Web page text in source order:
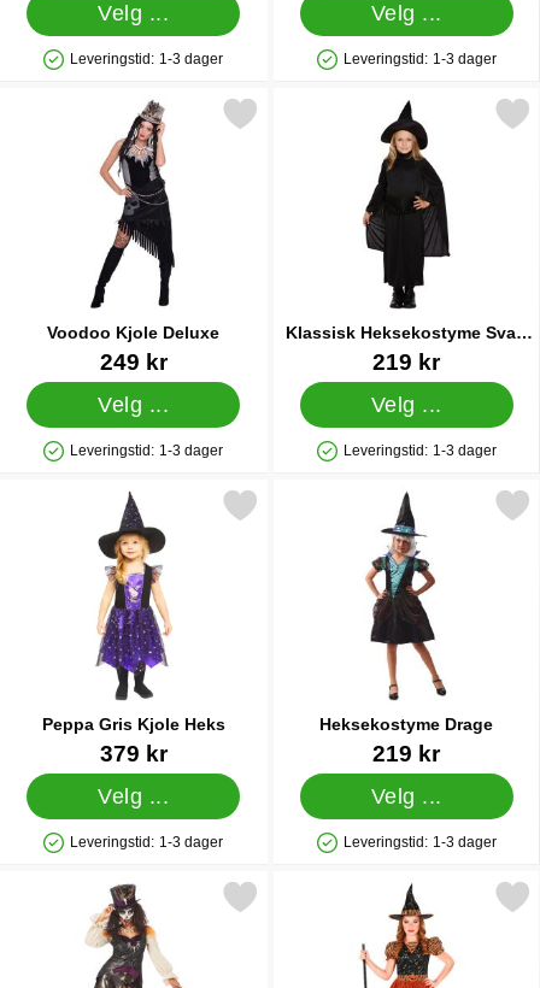
Velg ...
Produkttilgjengelighet: På lager
Leveringstid: 1-3 dager
Velg ...
Produkttilgjengelighet: På lager
Leveringstid: 1-3 dager
Voodoo Kjole Deluxe
Varenummer 31045
249 kr
Velg ...
Produkttilgjengelighet: På lager
Leveringstid: 1-3 dager
Merk voodoo Kjole Deluxe som favoritt
Klassisk Heksekostyme Svart
Barn
Varenummer 38665
219 kr
Velg ...
Produkttilgjengelighet: På lager
Leveringstid: 1-3 dager
Merk klassisk
Peppa Gris Kjole Heks
Varenummer 38771
379 kr
Velg ...
Produkttilgjengelighet: På lager
Leveringstid: 1-3 dager
Merk peppa Gris Kjole Heks som favoritt
Heksekostyme Drage
Varenummer 39090
219 kr
Velg ...
Produkttilgjengelighet: På lager
Leveringstid: 1-3 dager
Merk heksekostyme
voodoo Heksedoktor Karnevalkostyme Deluxe som favoritt
Merk heksekostyme Svart og